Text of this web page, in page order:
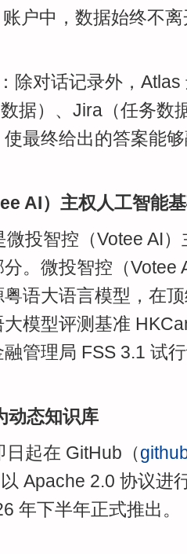
户中，数据始终不
除对话记录外，Atlas
据）、Jira（任务数
最终给出的答案能
AI）主权人工智能
微投智控（Votee AI
。微投智控（Votee
语大语言模型，在
大模型评测基准
管理局 FSS 3.1 试
动态知识库
日起在 GitHub（
Apache 2.0 协议进
年下半年正式推出。